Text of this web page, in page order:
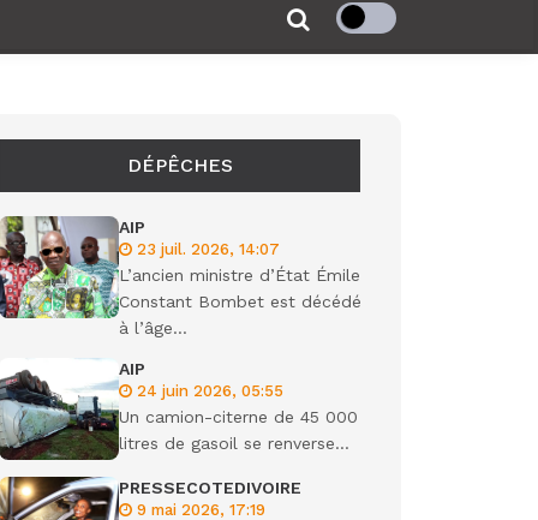
DÉPÊCHES
AIP
23 juil. 2026, 14:07
L’ancien ministre d’État Émile
Constant Bombet est décédé
à l’âge...
AIP
24 juin 2026, 05:55
Un camion-citerne de 45 000
litres de gasoil se renverse...
PRESSECOTEDIVOIRE
9 mai 2026, 17:19